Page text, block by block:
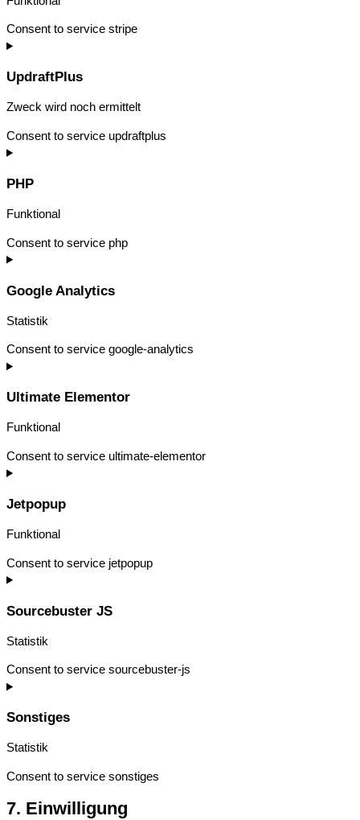
Consent to service stripe
UpdraftPlus
Zweck wird noch ermittelt
Consent to service updraftplus
PHP
Funktional
Consent to service php
Google Analytics
Statistik
Consent to service google-analytics
Ultimate Elementor
Funktional
Consent to service ultimate-elementor
Jetpopup
Funktional
Consent to service jetpopup
Sourcebuster JS
Statistik
Consent to service sourcebuster-js
Sonstiges
Statistik
Consent to service sonstiges
7. Einwilligung